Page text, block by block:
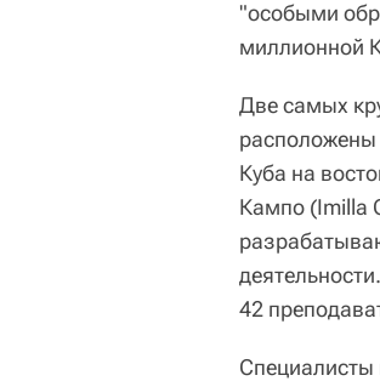
"особыми
миллионной
Две самых
Куба на
Кампо (Imilla
42
Специалисты